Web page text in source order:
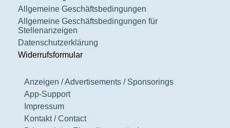
Allgemeine Geschäftsbedingungen
Allgemeine Geschäftsbedingungen für
Stellenanzeigen
Datenschutzerklärung
Widerrufsformular
Anzeigen / Advertisements / Sponsorings
App-Support
Impressum
Kontakt / Contact